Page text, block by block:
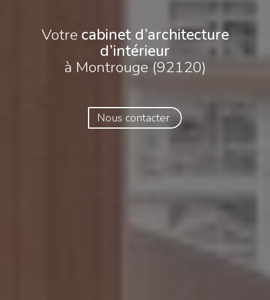
Votre cabinet d’architecture
d’intérieur
à Montrouge (92120)
Nous contacter